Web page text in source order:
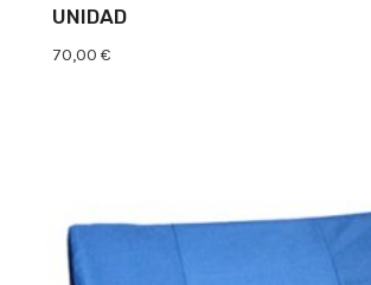
UNIDAD
70,00 €